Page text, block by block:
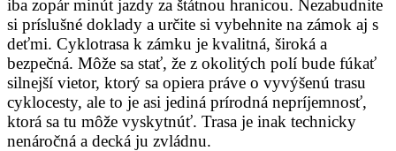
iba zopár minút jazdy za štátnou hranicou. Nezabudnite
si príslušné doklady a určite si vybehnite na zámok aj s
deťmi. Cyklotrasa k zámku je kvalitná, široká a
bezpečná. Môže sa stať, že z okolitých polí bude fúkať
silnejší vietor, ktorý sa opiera práve o vyvýšenú trasu
cyklocesty, ale to je asi jediná prírodná nepríjemnosť,
ktorá sa tu môže vyskytnúť. Trasa je inak technicky
nenáročná a decká ju zvládnu.